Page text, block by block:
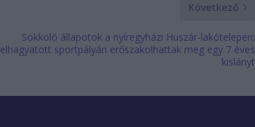
Következő
Sokkoló állapotok a nyíregyházi Huszár-lakótelepen:
elhagyatott sportpályán erőszakolhattak meg egy 7 éves
kislányt